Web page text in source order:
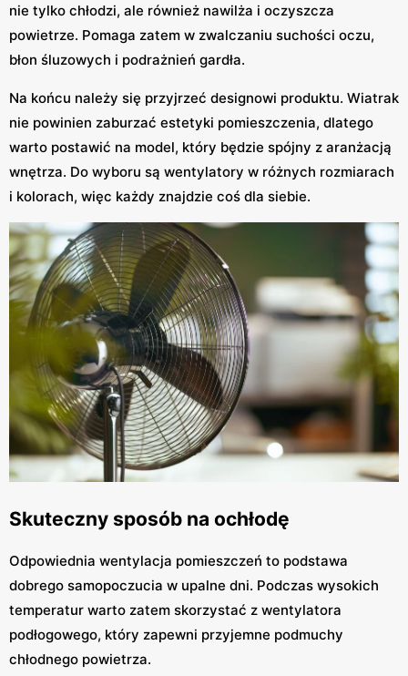
nie tylko chłodzi, ale również nawilża i oczyszcza
powietrze. Pomaga zatem w zwalczaniu suchości oczu,
błon śluzowych i podrażnień gardła.
Na końcu należy się przyjrzeć designowi produktu. Wiatrak
nie powinien zaburzać estetyki pomieszczenia, dlatego
warto postawić na model, który będzie spójny z aranżacją
wnętrza. Do wyboru są wentylatory w różnych rozmiarach
i kolorach, więc każdy znajdzie coś dla siebie.
Skuteczny sposób na ochłodę
Odpowiednia wentylacja pomieszczeń to podstawa
dobrego samopoczucia w upalne dni. Podczas wysokich
temperatur warto zatem skorzystać z wentylatora
podłogowego, który zapewni przyjemne podmuchy
chłodnego powietrza.